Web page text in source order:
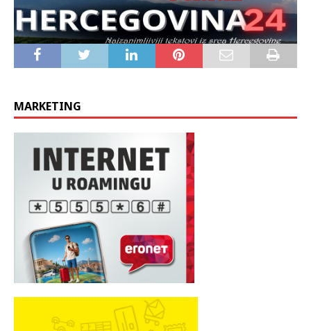
pogled.ba
MARKETING